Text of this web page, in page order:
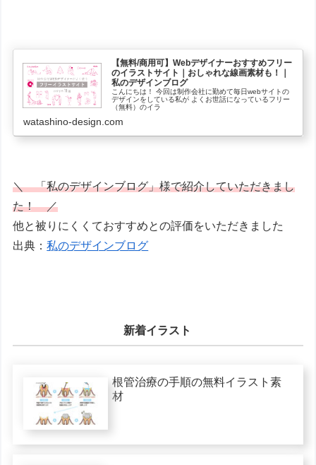
【無料/商用可】Webデザイナーおすすめフリー
のイラストサイト｜おしゃれな線画素材も！｜
私のデザインブログ
こんにちは！ 今回は制作会社に勤めて毎日webサイトの
デザインをしている私が よくお世話になっているフリー
（無料）のイラ
watashino-design.com
＼ 「私のデザインブログ」様で紹介していただきまし
た！ ／
他と被りにくくておすすめとの評価をいただきました
出典：私のデザインブログ
新着イラスト
根管治療の手順の無料イラスト素
材